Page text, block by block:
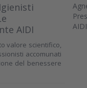
AIDI
valore scientifico,
accomunati
del benessere